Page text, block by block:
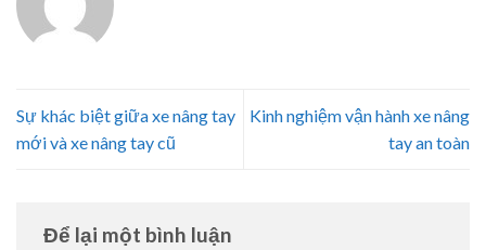
Sự khác biệt giữa xe nâng tay
mới và xe nâng tay cũ
Kinh nghiệm vận hành xe nâng
tay an toàn
Để lại một bình luận